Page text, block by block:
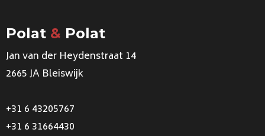
Polat & Polat
Jan van der Heydenstraat 14
2665 JA Bleiswijk
+31 6 43205767
+31 6 31664430